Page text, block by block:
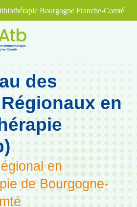
Bourgogne Franche-Comté
des
en
en
de Bourgogne-